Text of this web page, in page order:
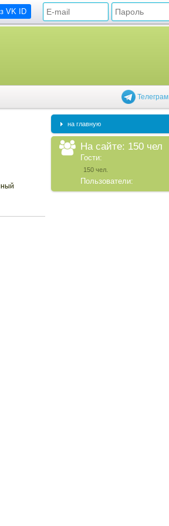
VK ID
Телеграм
на главную
На сайте: 150 чел
Гости:
150 чел.
Пользователи: